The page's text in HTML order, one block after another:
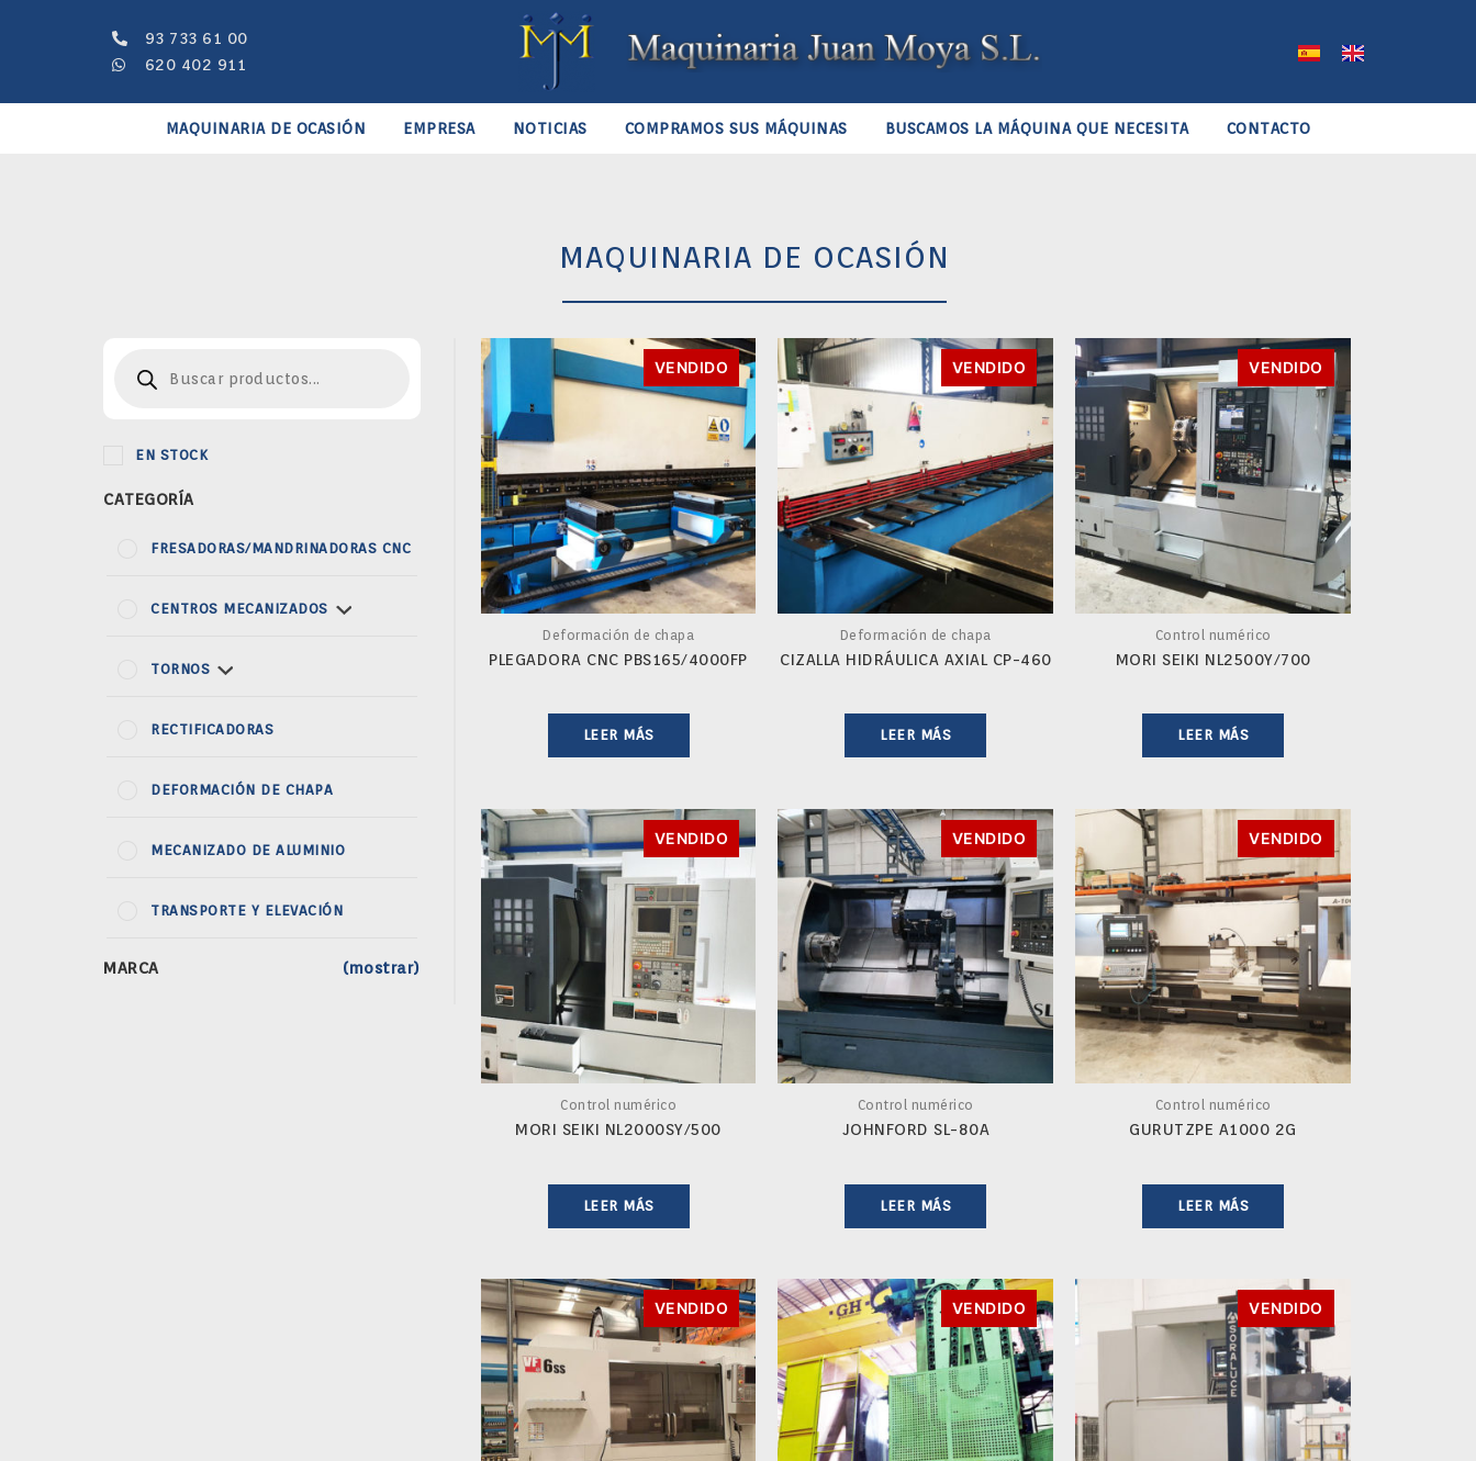
93 733 61 00
620 402 911
MAQUINARIA DE OCASIÓN EMPRESA NOTICIAS COMPRAMOS SUS MÁQUINAS BUSCAMOS LA MÁQUINA QUE NECESITA CONTACTO
MAQUINARIA DE OCASIÓN
productos
EN STOCK
CATEGORÍA
FRESADORAS/MANDRINADORAS CNC
CENTROS MECANIZADOS
TORNOS
RECTIFICADORAS
DEFORMACIÓN DE CHAPA
MECANIZADO DE ALUMINIO
TRANSPORTE Y ELEVACIÓN
MARCA (mostrar)
VENDIDO
Deformación de chapa
PLEGADORA CNC PBS165/4000FP
LEER MÁS
VENDIDO
Deformación de chapa
CIZALLA HIDRÁULICA AXIAL CP-460
LEER MÁS
VENDIDO
Control numérico
MORI SEIKI NL2500Y/700
LEER MÁS
VENDIDO
Control numérico
MORI SEIKI NL2000SY/500
LEER MÁS
VENDIDO
Control numérico
JOHNFORD SL-80A
LEER MÁS
VENDIDO
Control numérico
GURUTZPE A1000 2G
LEER MÁS
VENDIDO VENDIDO VENDIDO